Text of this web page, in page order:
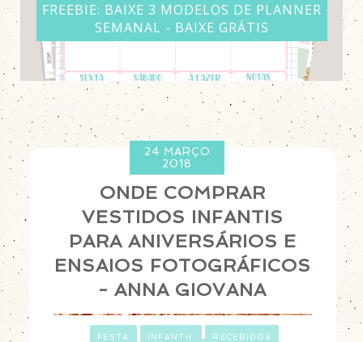
FREEBIE: BAIXE 3 MODELOS DE PLANNER
SEMANAL - BAIXE GRÁTIS
24 MARÇO
2018
ONDE COMPRAR
VESTIDOS INFANTIS
PARA ANIVERSÁRIOS E
ENSAIOS FOTOGRÁFICOS
- ANNA GIOVANA
FESTA INFANTIL
RECEBIDOS